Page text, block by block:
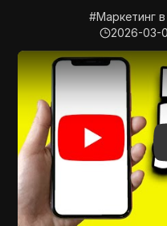
#Маркетинг
2026-03-
Play Video:Как